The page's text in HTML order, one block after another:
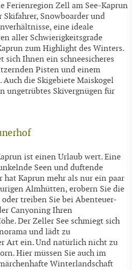
Ferienregion Zell am See-Kaprun
Skifahrer, Snowboarder und
eine ideale
aller Schwierigkeitsgrade
zum Highlight des Winters.
Ihnen ein schneesicheres
Pisten und einem
die Skigebiete Maiskogel
ungetrübtes Skivergnügen für
ist einen Urlaub wert. Eine
Seen und duftende
hat Kaprun mehr als nur ein paar
Almhütten, erobern Sie die
treiben Sie bei Abenteuer-
Canyoning Ihren
Der Zeller See schmiegt sich
und lädt zu
Art ein. Und natürlich nicht zu
Hier müssen Sie auch im
Winterlandschaft